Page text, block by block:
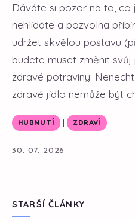
Dáváte si pozor na to, co
nehlídáte a pozvolna
udržet skvělou postavu
budete muset změnit
zdravé potraviny.
zdravé jídlo nemůže být
HUBNUTÍ | ZDRAVÍ
30. 07. 2026
STARŠÍ ČLÁNKY